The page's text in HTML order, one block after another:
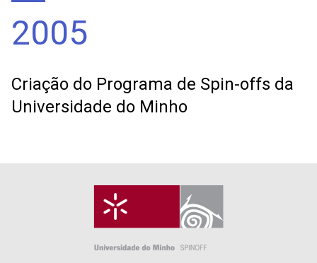
2005
Criação do Programa de Spin-offs da
Universidade do Minho